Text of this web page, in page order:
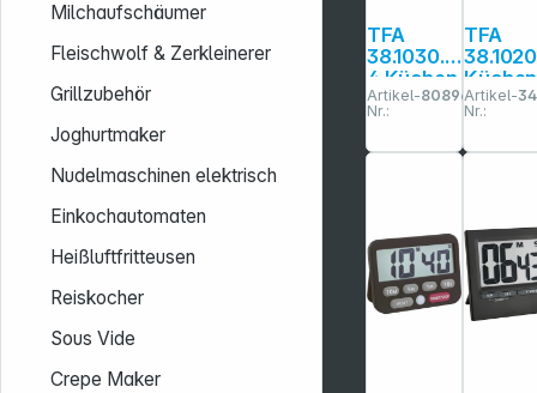
Milchaufschäumer
Fleischwolf & Zerkleinerer
Grillzubehör
Joghurtmaker
Nudelmaschinen elektrisch
Einkochautomaten
Heißluftfritteusen
Reiskocher
Sous Vide
Crepe Maker
TFA
38.1030.5
4 Küchen
Timer
Apfel
Artikel-
Nr.:
808969
TFA
38.1020
Küchen
Timer
Artikel-
Nr.: